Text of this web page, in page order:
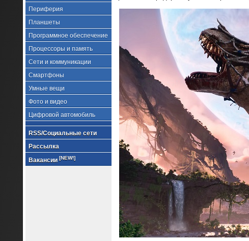
Периферия
Планшеты
Программное обеспечение
Процессоры и память
Сети и коммуникации
Смартфоны
Умные вещи
Фото и видео
Цифровой автомобиль
RSS/Социальные сети
Рассылка
Вакансии [NEW!]